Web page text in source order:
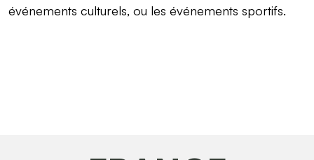
événements culturels, ou les événements sportifs.